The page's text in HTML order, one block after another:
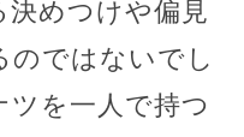
めつけや偏見
のではないでし
ツを一人で持つ